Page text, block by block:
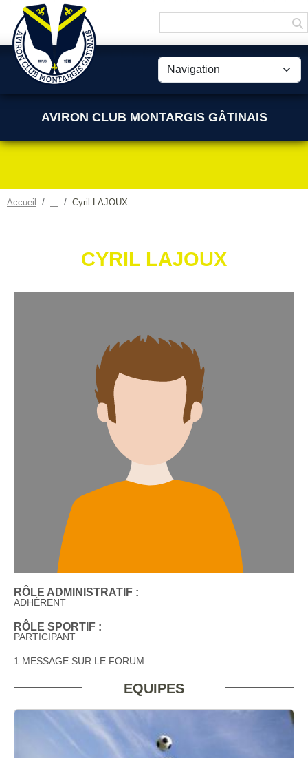
AVIRON CLUB MONTARGIS GÂTINAIS
Accueil Cyril LAJOUX
CYRIL LAJOUX
RÔLE ADMINISTRATIF :
ADHÉRENT
RÔLE SPORTIF :
PARTICIPANT
1 MESSAGE SUR LE FORUM
EQUIPES
Panneau de gestion des cookies